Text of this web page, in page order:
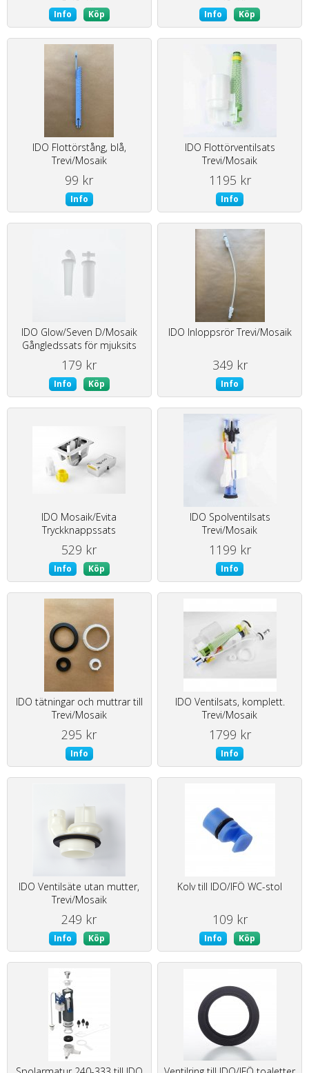
Info Köp Info Köp
IDO Flottörstång, blå,
Trevi/Mosaik
99 kr
Info
IDO Flottörventilsats
Trevi/Mosaik
1195 kr
Info
IDO Glow/Seven D/Mosaik
Gångledssats för mjuksits
179 kr
Info Köp
IDO Inloppsrör Trevi/Mosaik
349 kr
Info
IDO Mosaik/Evita
Tryckknappssats
529 kr
Info Köp
IDO Spolventilsats
Trevi/Mosaik
1199 kr
Info
IDO tätningar och muttrar till
Trevi/Mosaik
295 kr
Info
IDO Ventilsats, komplett.
Trevi/Mosaik
1799 kr
Info
IDO Ventilsäte utan mutter,
Trevi/Mosaik
249 kr
Info Köp
Kolv till IDO/IFÖ WC-stol
109 kr
Info Köp